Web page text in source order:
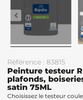
Référence : 83815
Peinture testeur
plafonds,
satin 75ML
Choisissez le testeur